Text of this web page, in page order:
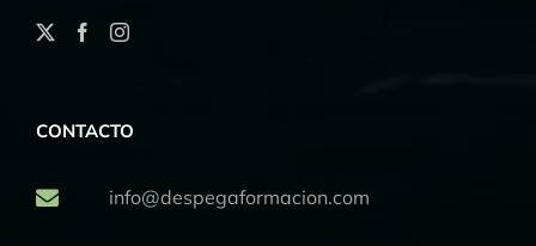
CONTACTO
info@despegaformacion.com